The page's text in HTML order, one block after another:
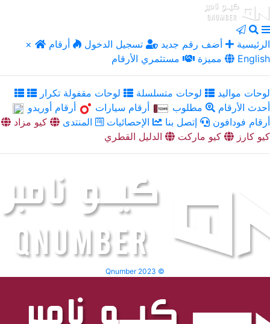
× الرئيسية أضف رقم جديد تسجيل الدخول
أرقام
مميزة
مستثمري الأرقام English
لوحات مواليد لوحات متسلسلة
لوحات مقفولة تكرار
أحدث الأرقام
مطلوب أرقام سيارات
أرقام أوريدو
أرقام فودافون
إتصل بنا الإحصائيات المنتدى
كيو مزاد
كيو كارز
كيو ماركت الدليل القطري
Qnumber 2023 ©